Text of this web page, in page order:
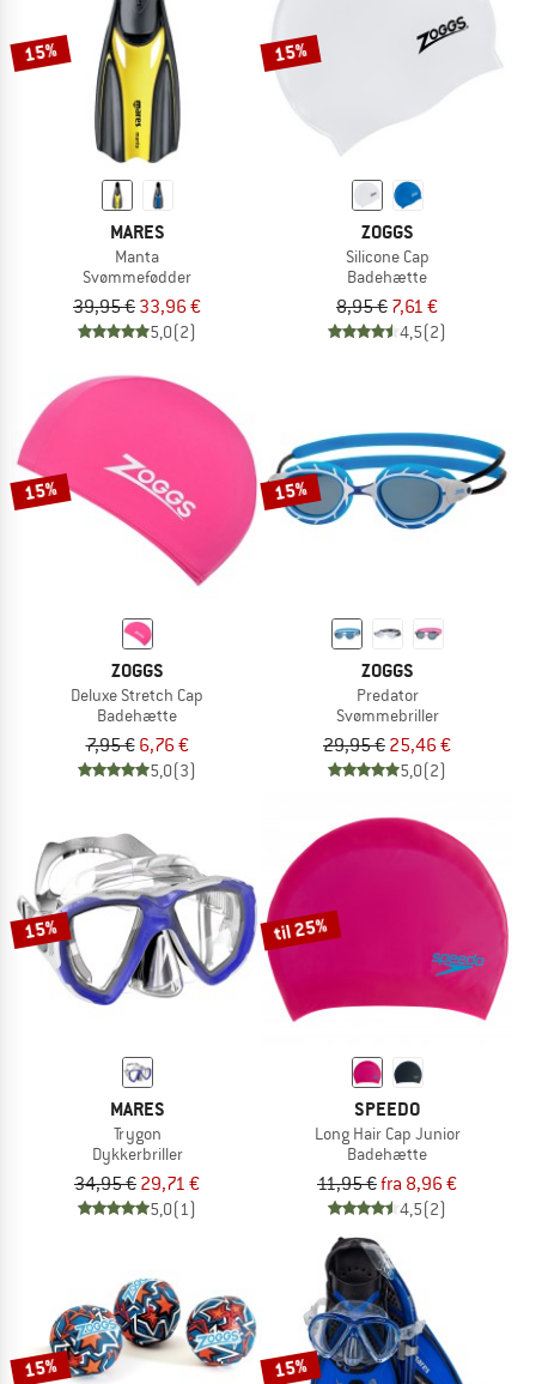
15%
MARES
Manta
Svømmefødder
39,95 € 33,96 €
5,0(2)
15%
ZOGGS
Silicone Cap
Badehætte
8,95 € 7,61 €
4,5(2)
15%
ZOGGS
Deluxe Stretch Cap
Badehætte
7,95 € 6,76 €
5,0(3)
15%
ZOGGS
Predator
Svømmebriller
29,95 € 25,46 €
5,0(2)
15%
MARES
Trygon
Dykkerbriller
34,95 € 29,71 €
5,0(1)
til 25%
SPEEDO
Long Hair Cap Junior
Badehætte
11,95 €fra 8,96 €
4,5(2)
15% 15%